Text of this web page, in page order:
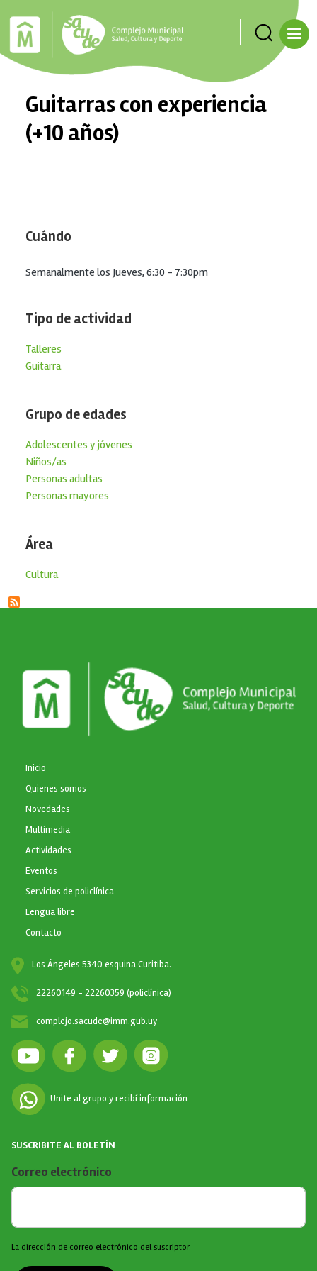
Pasar al contenido principal
Guitarras con experiencia
(+10 años)
Cuándo
Semanalmente los Jueves, 6:30 - 7:30pm
Tipo de actividad
Talleres
Guitarra
Grupo de edades
Adolescentes y jóvenes
Niños/as
Personas adultas
Personas mayores
Área
Cultura
NAVEGACIÓN PRINCIPAL
Inicio
Quienes somos
Novedades
Multimedia
Actividades
Eventos
Servicios de policlínica
Lengua libre
Contacto
Los Ángeles 5340 esquina Curitiba.
22260149 - 22260359 (policlínica)
complejo.sacude@imm.gub.uy
Unite al grupo y recibí información
SUSCRIBITE AL BOLETÍN
Correo electrónico
La dirección de correo electrónico del suscriptor.